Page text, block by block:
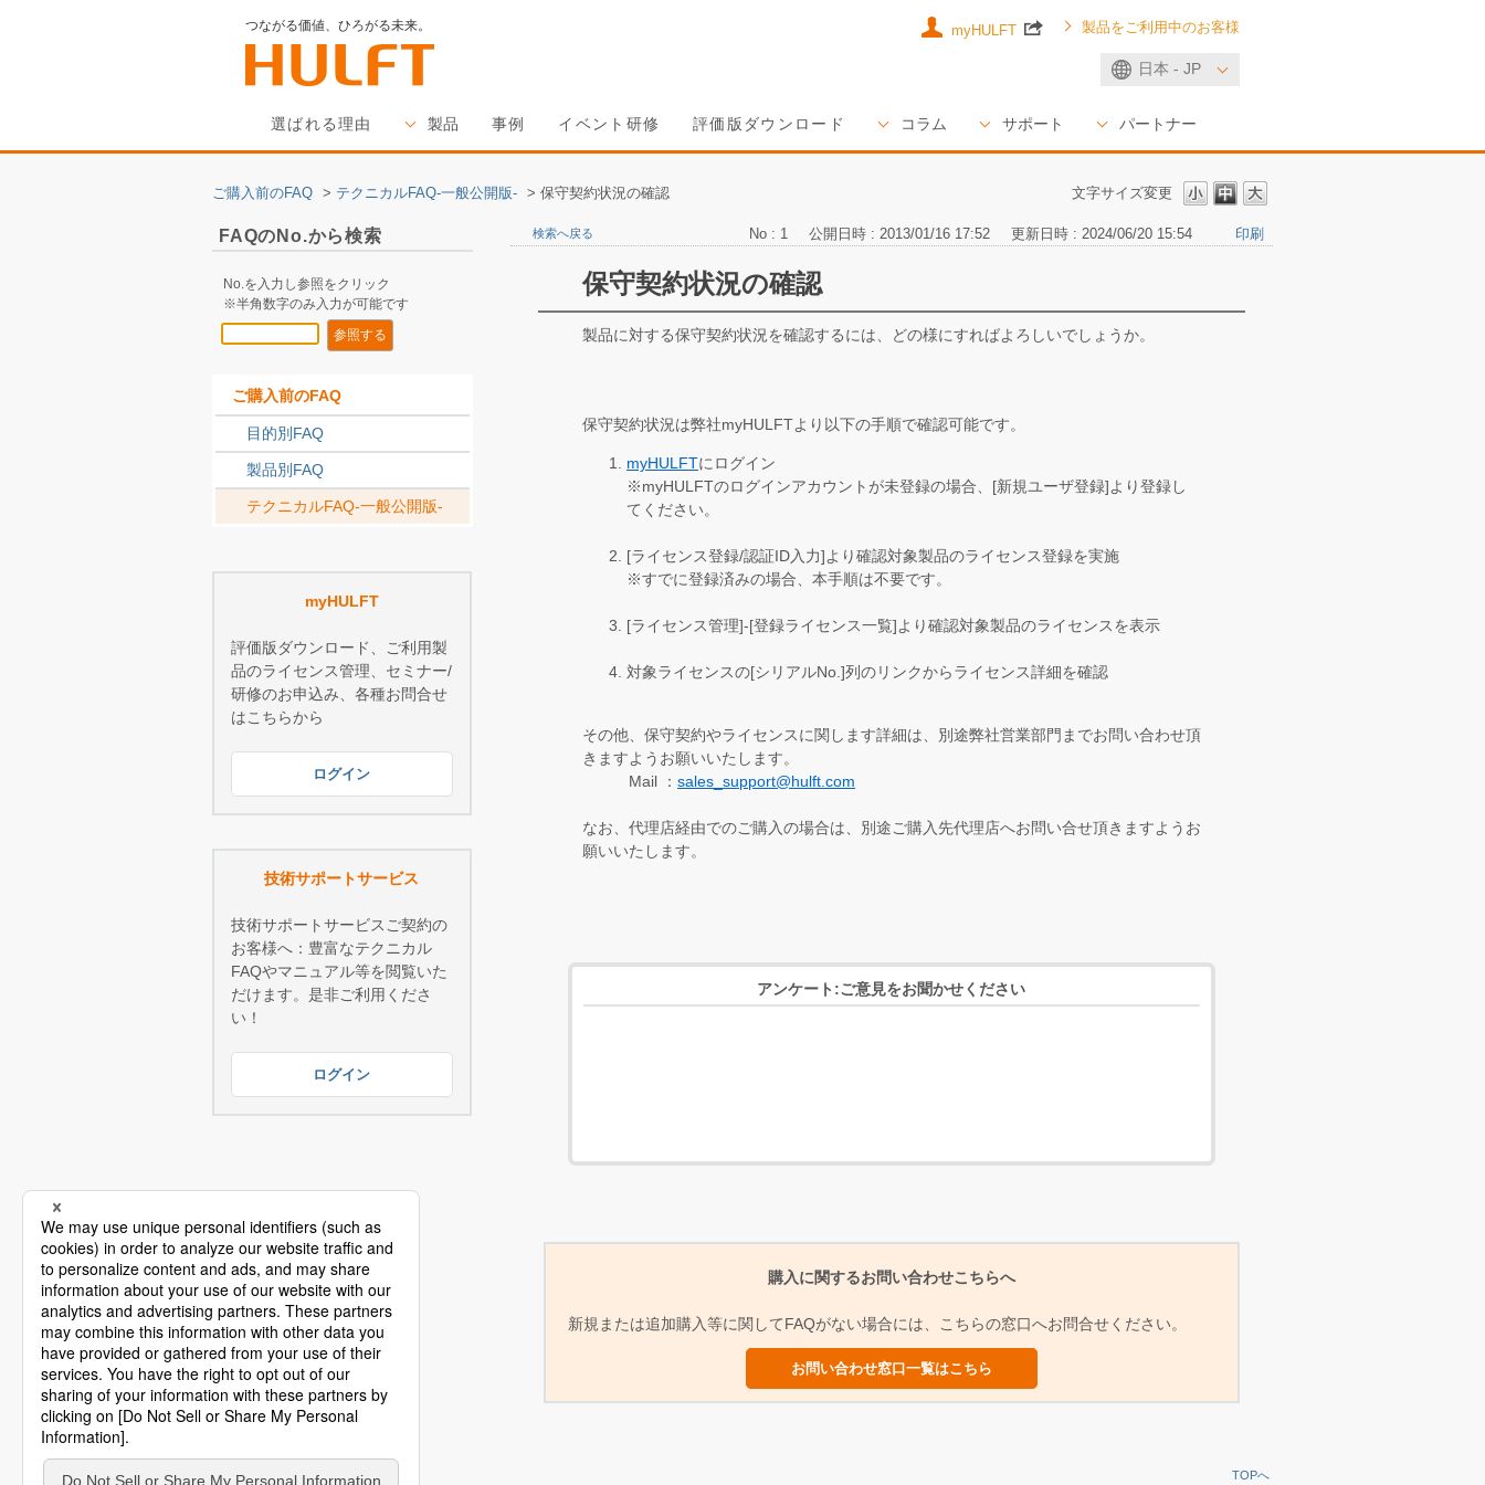
つながる価値、ひろがる未来。
日本 - JP
選ばれる理由 製品 事例 イベント研修 評価版ダウンロード コラム サポート パートナー
myHULFT 製品をご利用中のお客様
文字サイズ変更
ご購入前のFAQ > テクニカルFAQ-一般公開版- > 保守契約状況の確認
FAQのNo.から検索
No.を入力し参照をクリック
※半角数字のみ入力が可能です
ご購入前のFAQ
目的別FAQ
製品別FAQ
テクニカルFAQ-一般公開版-
myHULFT
評価版ダウンロード、ご利用製
品のライセンス管理、セミナー/
研修のお申込み、各種お問合せ
はこちらから
ログイン
技術サポートサービス
技術サポートサービスご契約の
お客様へ：豊富なテクニカル
FAQやマニュアル等を閲覧いた
だけます。是非ご利用くださ
い！
ログイン
検索へ戻る No : 1 公開日時 : 2013/01/16 17:52 更新日時 : 2024/06/20 15:54 印刷
保守契約状況の確認
製品に対する保守契約状況を確認するには、どの様にすればよろしいでしょうか。
保守契約状況は弊社myHULFTより以下の手順で確認可能です。
myHULFTにログイン
※myHULFTのログインアカウントが未登録の場合、[新規ユーザ登録]より登録し
てください。
[ライセンス登録/認証ID入力]より確認対象製品のライセンス登録を実施
※すでに登録済みの場合、本手順は不要です。
[ライセンス管理]-[登録ライセンス一覧]より確認対象製品のライセンスを表示
対象ライセンスの[シリアルNo.]列のリンクからライセンス詳細を確認
その他、保守契約やライセンスに関します詳細は、別途弊社営業部門までお問い合わせ頂
きますようお願いいたします。
Mail ： sales_support@hulft.com
なお、代理店経由でのご購入の場合は、別途ご購入先代理店へお問い合せ頂きますようお
願いいたします。
アンケート:ご意見をお聞かせください
購入に関するお問い合わせこちらへ
新規または追加購入等に関してFAQがない場合には、こちらの窓口へお問合せください。
お問い合わせ窓口一覧はこちら
TOPへ